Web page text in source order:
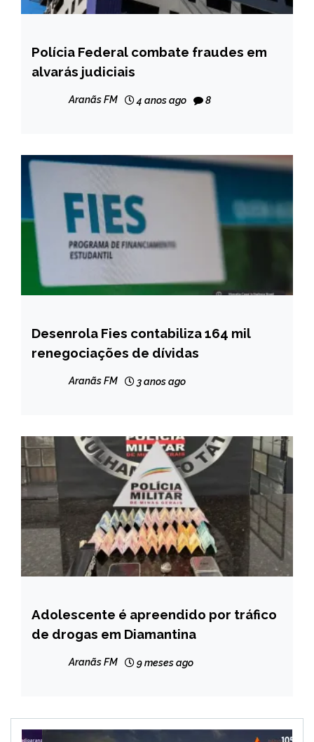
BRASIL
NOTÍCIAS
Polícia Federal combate fraudes em
alvarás judiciais
Aranãs FM 4 anos ago 8
BRASIL
NOTÍCIAS
Desenrola Fies contabiliza 164 mil
renegociações de dívidas
Aranãs FM 3 anos ago
MINAS
GERAIS
NOTÍCIAS
Adolescente é apreendido por tráfico
de drogas em Diamantina
Aranãs FM 9 meses ago